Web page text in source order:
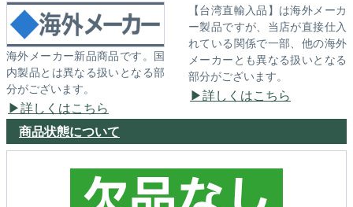
海外メーカー新品商品です。国
内製品とは異なる扱いとなる部
分がございます。
詳しくはこちら
【台湾直輸入品】は海外メーカ
ー製品ですが、当店が直接仕入
れている関係で一部、他の海外
メーカーとも異なる扱いとなる
部分がございます。
詳しくはこちら
商品状態について